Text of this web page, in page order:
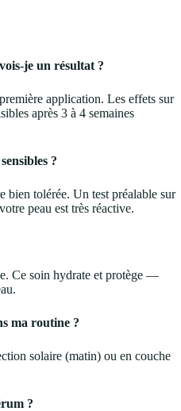
je un résultat ?
application. Les effets sur
après 3 à 4 semaines
?
bien tolérée. Un test préalable sur
peau est très réactive.
Ce soin hydrate et protège —
ma routine ?
solaire (matin) ou en couche
?